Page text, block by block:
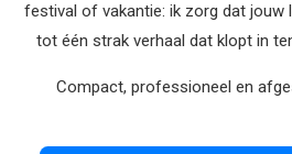
festival of vakantie: ik zorg dat jouw
tot één strak verhaal dat klopt in
Compact, professioneel en